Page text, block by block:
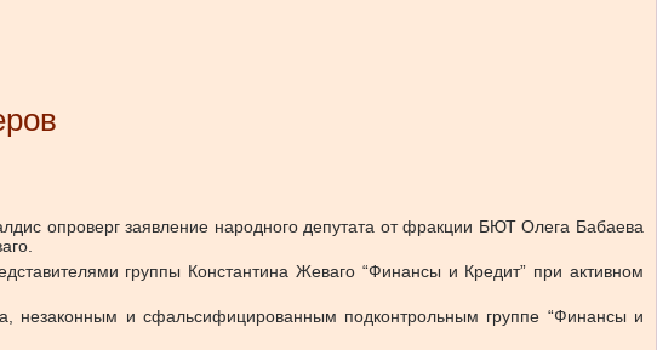
опроверг заявление народного депутата от фракции БЮТ Олега Бабаева
группы Константина Жеваго “Финансы и Кредит” при активном
незаконным и сфальсифицированным подконтрольным группе “Финансы и